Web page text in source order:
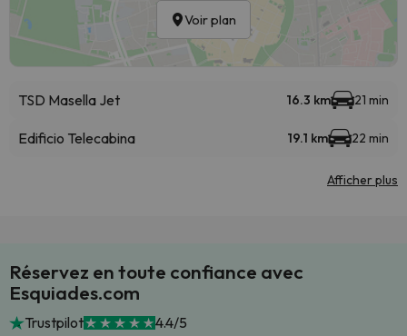
Voir plan
TSD Masella Jet 16.3 km 21 min
Edificio Telecabina 19.1 km 22 min
Afficher plus
Réservez en toute confiance avec
Esquiades.com
Trustpilot 4.4/5